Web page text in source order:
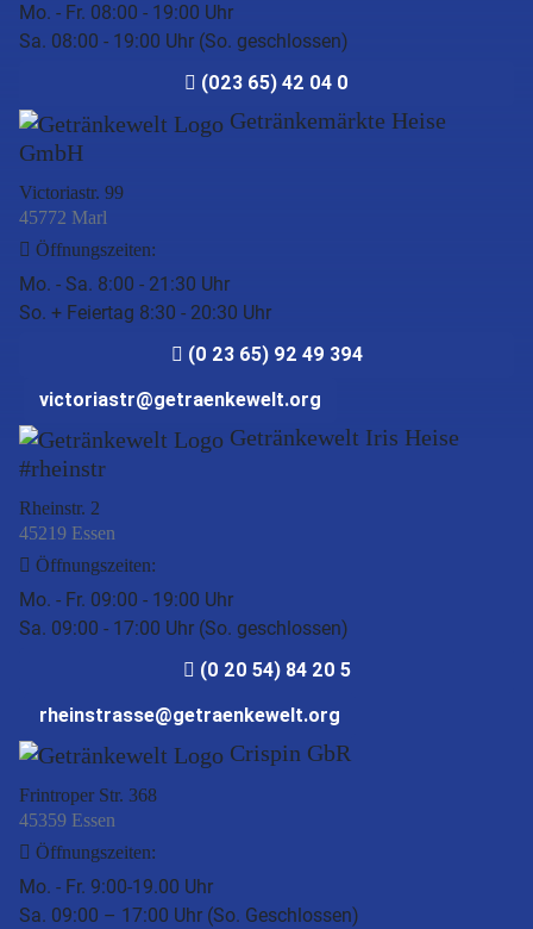
Mo. - Fr. 08:00 - 19:00 Uhr
Sa. 08:00 - 19:00 Uhr (So. geschlossen)
(023 65) 42 04 0
Getränkemärkte Heise
GmbH
Victoriastr. 99
45772 Marl
Öffnungszeiten:
Mo. - Sa. 8:00 - 21:30 Uhr
So. + Feiertag 8:30 - 20:30 Uhr
(0 23 65) 92 49 394
victoriastr@getraenkewelt.org
Getränkewelt Iris Heise
#rheinstr
Rheinstr. 2
45219 Essen
Öffnungszeiten:
Mo. - Fr. 09:00 - 19:00 Uhr
Sa. 09:00 - 17:00 Uhr (So. geschlossen)
(0 20 54) 84 20 5
rheinstrasse@getraenkewelt.org
Crispin GbR
Frintroper Str. 368
45359 Essen
Öffnungszeiten:
Mo. - Fr. 9:00-19.00 Uhr
Sa. 09:00 – 17:00 Uhr (So. Geschlossen)